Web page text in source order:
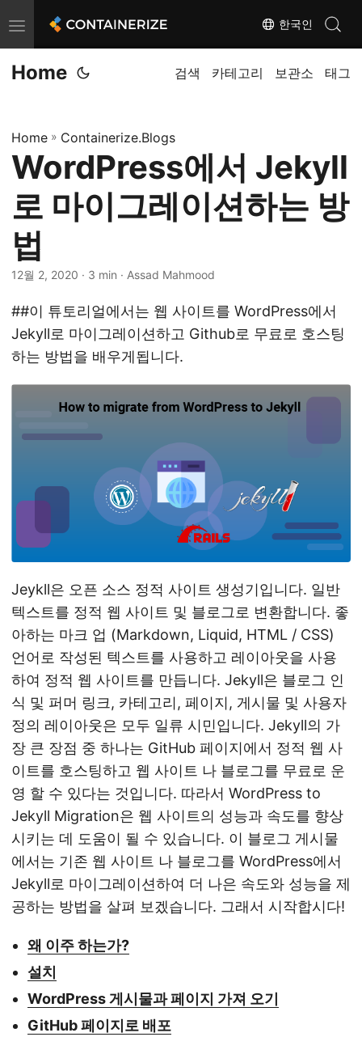
T
o
g
e
n
v
i
g
a
o
n
한국인
Home 검색 카테고리 보관소 태그
Home » Containerize.Blogs
WordPress에서 Jekyll
로 마이그레이션하는 방
법
12월 2, 2020 · 3 min · Assad Mahmood
##이 튜토리얼에서는 웹 사이트를 WordPress에서
Jekyll로 마이그레이션하고 Github로 무료로 호스팅
하는 방법을 배우게됩니다.
Jeykll은 오픈 소스 정적 사이트 생성기입니다. 일반
텍스트를 정적 웹 사이트 및 블로그로 변환합니다. 좋
아하는 마크 업 (Markdown, Liquid, HTML / CSS)
언어로 작성된 텍스트를 사용하고 레이아웃을 사용
하여 정적 웹 사이트를 만듭니다. Jekyll은 블로그 인
식 및 퍼머 링크, 카테고리, 페이지, 게시물 및 사용자
정의 레이아웃은 모두 일류 시민입니다. Jekyll의 가
장 큰 장점 중 하나는 GitHub 페이지에서 정적 웹 사
이트를 호스팅하고 웹 사이트 나 블로그를 무료로 운
영 할 수 있다는 것입니다. 따라서 WordPress to
Jekyll Migration은 웹 사이트의 성능과 속도를 향상
시키는 데 도움이 될 수 있습니다. 이 블로그 게시물
에서는 기존 웹 사이트 나 블로그를 WordPress에서
Jekyll로 마이그레이션하여 더 나은 속도와 성능을 제
공하는 방법을 살펴 보겠습니다. 그래서 시작합시다!
왜 이주 하는가?
설치
WordPress 게시물과 페이지 가져 오기
GitHub 페이지로 배포